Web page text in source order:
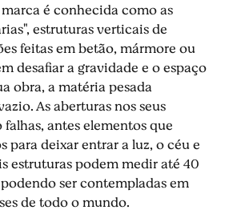
é conhecida como as
estruturas verticais de
feitas em betão, mármore ou
desafiar a gravidade e o espaço
obra, a matéria pesada
As aberturas nos seus
antes elementos que
para deixar entrar a luz, o céu e
estruturas podem medir até 40
ser contempladas em
de todo o mundo.